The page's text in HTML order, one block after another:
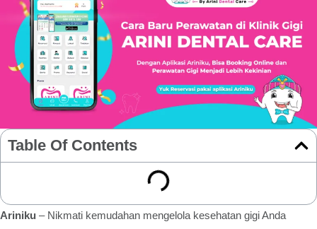
Table Of Contents
Ariniku – Nikmati kemudahan mengelola kesehatan gigi Anda